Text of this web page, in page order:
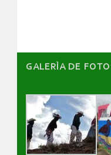
GALERÌA DE